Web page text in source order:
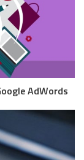
AdWords